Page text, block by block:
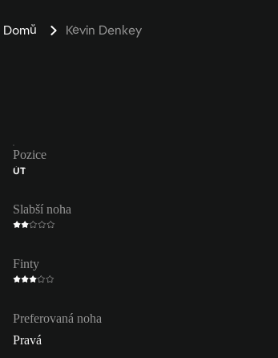
Domů Kévin Denkey
Pozice
ÚT
Slabší noha
Finty
Preferovaná noha
Pravá